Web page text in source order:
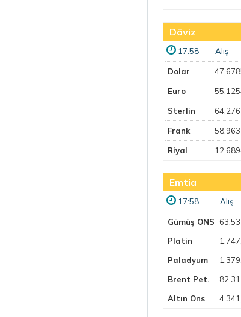
Döviz
17:58 Alış
Dolar
Euro
Sterlin
Frank
Riyal
Emtia
17:58 Alış
Gümüş ONS 63,53
Platin
Paladyum
Brent Pet.
82,31
Altın Ons